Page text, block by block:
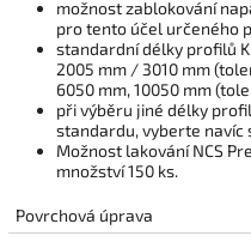
možnost zablokování
pro tento účel určeného
standardní délky profilů
2005 mm / 3010 mm
6050 mm, 10050 mm
při výběru jiné délky
standardu, vyberte navíc
Možnost lakování NCS
množství 150 ks.
Povrchová úprava